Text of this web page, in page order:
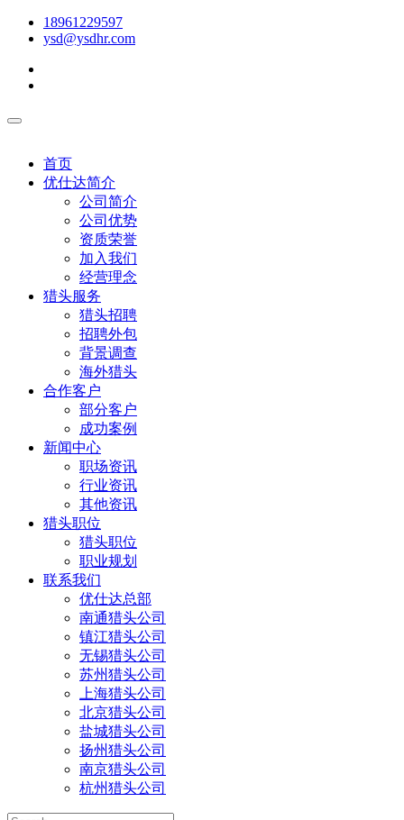
18961229597
ysd@ysdhr.com
首页
优仕达简介
公司简介
公司优势
资质荣誉
加入我们
经营理念
猎头服务
猎头招聘
招聘外包
背景调查
海外猎头
合作客户
部分客户
成功案例
新闻中心
职场资讯
行业资讯
其他资讯
猎头职位
猎头职位
职业规划
联系我们
优仕达总部
南通猎头公司
镇江猎头公司
无锡猎头公司
苏州猎头公司
上海猎头公司
北京猎头公司
盐城猎头公司
扬州猎头公司
南京猎头公司
杭州猎头公司